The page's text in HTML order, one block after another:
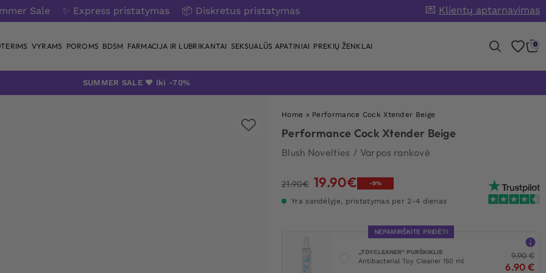
Sale ✨ Express pristatymas 📦 Diskretus pristatymas 💌 Klientų aptarnavimas
VYRAMS POROMS BDSM FARMACIJA IR LUBRIKANTAI SEKSUALŪS APATINIAI PREKIŲ ŽENKLAI 0
SUMMER SALE ❤️ Iki -70%
Home » Performance Cock Xtender Beige
Performance Cock Xtender Beige
Blush Novelties / Varpos rankovė
21.90€ Original
was:
19.90€Current
-9%
Yra sandėlyje, pristatymas per 2-4 dienas
NEPAMIRŠKITE PRIDĖTI
„TOYCLEANER“ PURŠKIKLIS
Antibacterial Toy Cleaner 150 ml
9.90€
6.90 €